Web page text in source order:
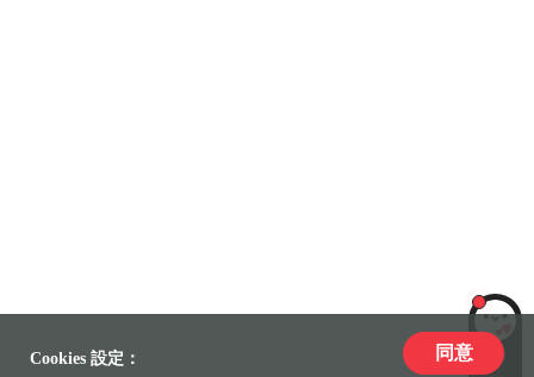
LiLi
Cookies 設定： 同意